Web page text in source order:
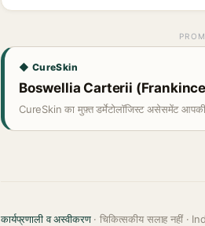
◆ CureSkin
Boswellia Carterii
CureSkin का मुफ़्त डर्मेटोलॉजिस्ट असेसमेंट
कार्यप्रणाली व अस्वीकरण· चिकित्सकीय सलाह नहीं